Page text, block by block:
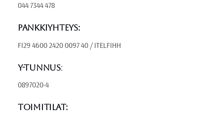
044 7344 478
Pankkiyhteys:
FI29 4600 2420 0097 40 / ITELFIHH
Y-tunnus:
0897020-4
Toimitilat: